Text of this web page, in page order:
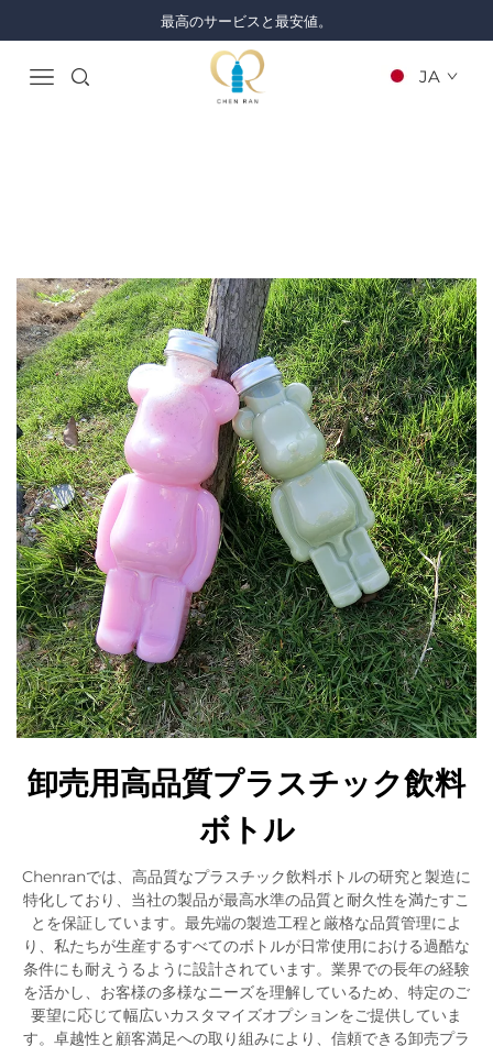
最高のサービスと最安値。
JA
卸売用高品質プラスチック飲料
ボトル
Chenranでは、高品質なプラスチック飲料ボトルの研究と製造に
特化しており、当社の製品が最高水準の品質と耐久性を満たすこ
とを保証しています。最先端の製造工程と厳格な品質管理によ
り、私たちが生産するすべてのボトルが日常使用における過酷な
条件にも耐えうるように設計されています。業界での長年の経験
を活かし、お客様の多様なニーズを理解しているため、特定のご
要望に応じて幅広いカスタマイズオプションをご提供していま
す。卓越性と顧客満足への取り組みにより、信頼できる卸売プラ